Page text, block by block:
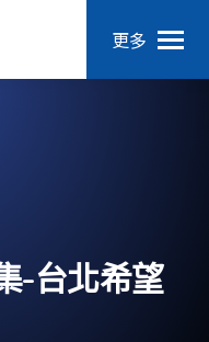
更多
-台北希望